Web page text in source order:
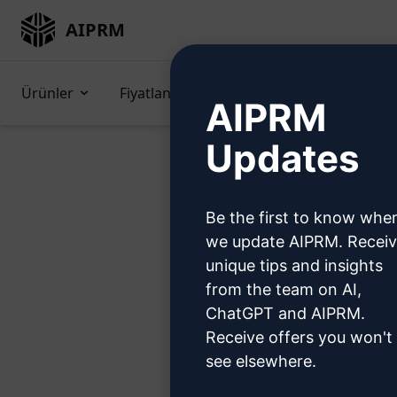
AIPRM
Ürünler Fiyatlandırma
Bu
AIPRM
Updates
Be the first to know
we update AIPRM.
unique tips and insights
from the team on AI,
ChatGPT and AIPRM.
Receive offers you won't
see elsewhere.